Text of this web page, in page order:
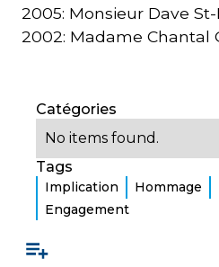
2005: Monsieur Dave
2002: Madame Chantal
Catégories
No items found.
Tags
Implication Hommage
Engagement